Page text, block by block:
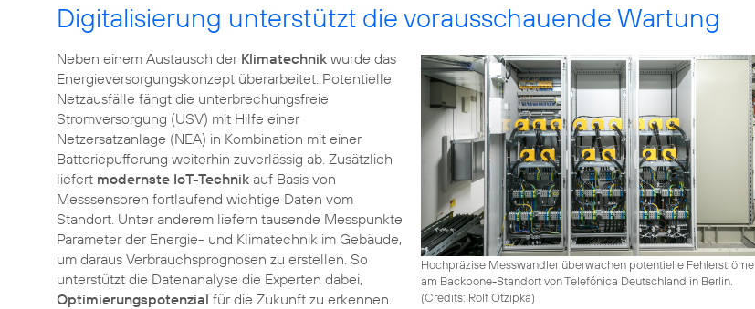
Digitalisierung unterstützt die vorausschauende Wartung
Hochpräzise Messwandler überwachen potentielle Fehlerströme
am Backbone-Standort von Telefónica Deutschland in Berlin.
(Credits: Rolf Otzipka)
Neben einem Austausch der Klimatechnik wurde das
Energieversorgungskonzept überarbeitet. Potentielle
Netzausfälle fängt die unterbrechungsfreie
Stromversorgung (USV) mit Hilfe einer
Netzersatzanlage (NEA) in Kombination mit einer
Batteriepufferung weiterhin zuverlässig ab. Zusätzlich
liefert modernste IoT-Technik auf Basis von
Messsensoren fortlaufend wichtige Daten vom
Standort. Unter anderem liefern tausende Messpunkte
Parameter der Energie- und Klimatechnik im Gebäude,
um daraus Verbrauchsprognosen zu erstellen. So
unterstützt die Datenanalyse die Experten dabei,
Optimierungspotenzial für die Zukunft zu erkennen.